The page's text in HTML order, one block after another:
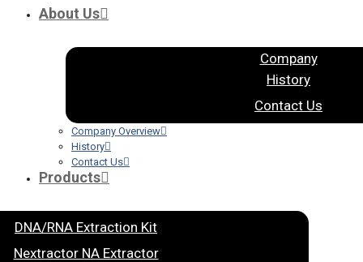
About Us
Company
History
Contact Us
Company Overview
History
Contact Us
Products
DNA/RNA Extraction Kit
Nextractor NA Extractor